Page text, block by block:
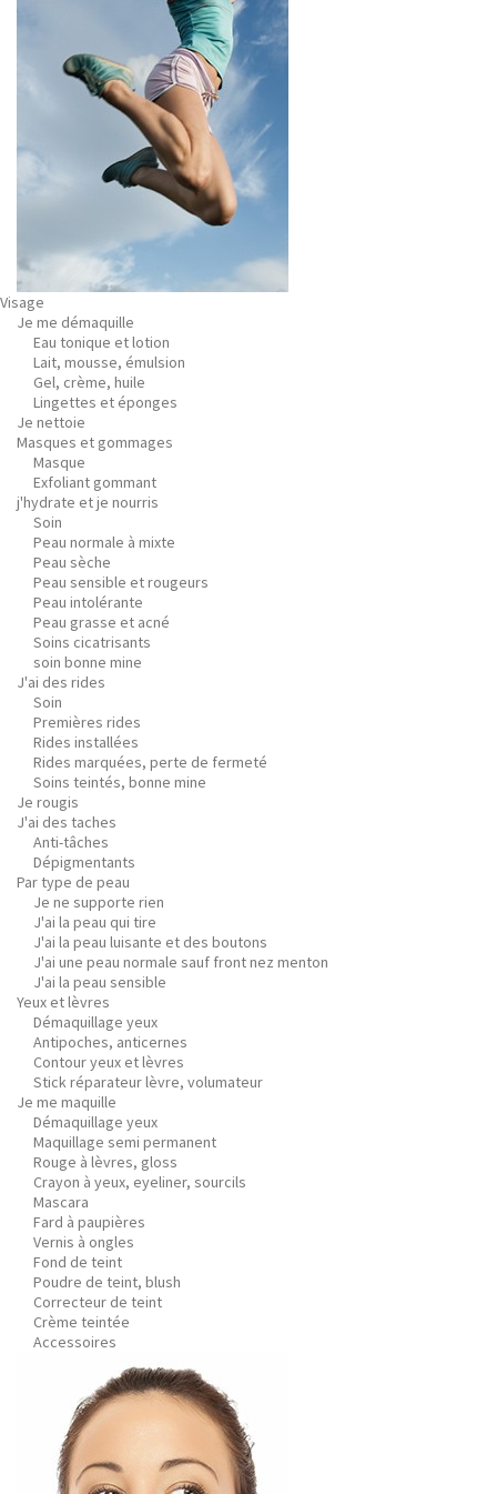
Visage
Je me démaquille
Eau tonique et lotion
Lait, mousse, émulsion
Gel, crème, huile
Lingettes et éponges
Je nettoie
Masques et gommages
Masque
Exfoliant gommant
j'hydrate et je nourris
Soin
Peau normale à mixte
Peau sèche
Peau sensible et rougeurs
Peau intolérante
Peau grasse et acné
Soins cicatrisants
soin bonne mine
J'ai des rides
Soin
Premières rides
Rides installées
Rides marquées, perte de fermeté
Soins teintés, bonne mine
Je rougis
J'ai des taches
Anti-tâches
Dépigmentants
Par type de peau
Je ne supporte rien
J'ai la peau qui tire
J'ai la peau luisante et des boutons
J'ai une peau normale sauf front nez menton
J'ai la peau sensible
Yeux et lèvres
Démaquillage yeux
Antipoches, anticernes
Contour yeux et lèvres
Stick réparateur lèvre, volumateur
Je me maquille
Démaquillage yeux
Maquillage semi permanent
Rouge à lèvres, gloss
Crayon à yeux, eyeliner, sourcils
Mascara
Fard à paupières
Vernis à ongles
Fond de teint
Poudre de teint, blush
Correcteur de teint
Crème teintée
Accessoires